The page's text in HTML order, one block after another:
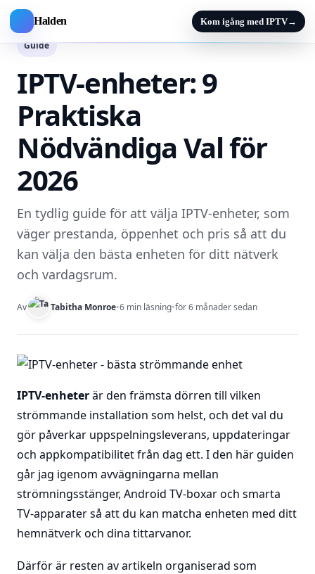
Halden Kom igång med IPTV→
Guide
IPTV-enheter: 9
Praktiska
Nödvändiga Val för
2026
En tydlig guide för att välja IPTV-enheter, som
väger prestanda, öppenhet och pris så att du
kan välja den bästa enheten för ditt nätverk
och vardagsrum.
Av Tabitha Monroe•6 min läsning•för 6 månader sedan
IPTV-enheterär den främsta dörren till vilken
strömmande installation som helst, och det val du
gör påverkar uppspelningsleverans, uppdateringar
och appkompatibilitet från dag ett. I den här guiden
går jag igenom avvägningarna mellan
strömningsstänger, Android TV-boxar och smarta
TV-apparater så att du kan matcha enheten med ditt
hemnätverk och dina tittarvanor.
Därför är resten av artikeln organiserad som